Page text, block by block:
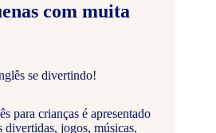
com muita
se divertindo!
para crianças é apresentado
divertidas, jogos, músicas,